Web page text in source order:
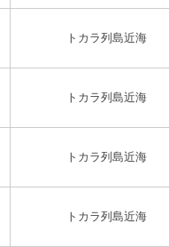
トカラ列島近海
トカラ列島近海
トカラ列島近海
トカラ列島近海